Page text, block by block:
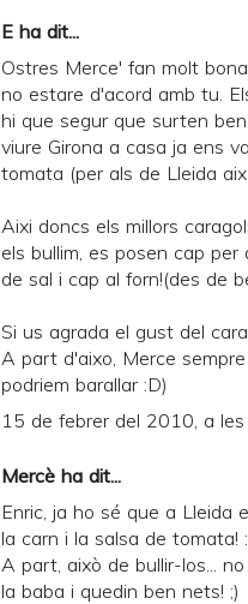
E ha dit...
Ostres Merce' fan molt
no estare d'acord amb tu.
hi que segur que surten
viure Girona a casa ja ens
tomata (per als de Lleida
Aixi doncs els millors
els bullim, es posen cap
de sal i cap al forn!(des de
Si us agrada el gust del
A part d'aixo, Merce
podriem barallar :D)
15 de febrer del 2010, a
Mercè ha dit...
Enric, ja ho sé que a Lleida
la carn i la salsa de tomata!
A part, això de bullir-los...
la baba i quedin ben nets! ;)